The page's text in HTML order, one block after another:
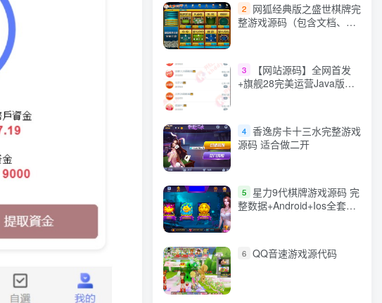
2
网狐经典版之盛世棋牌完
整游戏源码（包含文档、架
3
【网站源码】全网首发
+旗舰28完美运营Java版高
4 香逸房卡十三水完整游戏
源码 适合做二开
5
星力9代棋牌游戏源码 完
整数据+Android+Ios全套
6 QQ音速游戏源代码